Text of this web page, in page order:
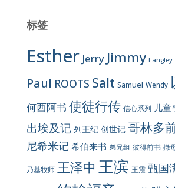
标签
Esther Jerry Jimmy Langley
Paul ROOTS Salt Samuel Wendy
何西阿书 使徒行传 信心系列 儿童
出埃及记 列王纪 创世记 哥林多
尼希米记 希伯来书 弟兄组 彼得前书 撒
乃基牧师 王泽中 王滨 王震 甄国